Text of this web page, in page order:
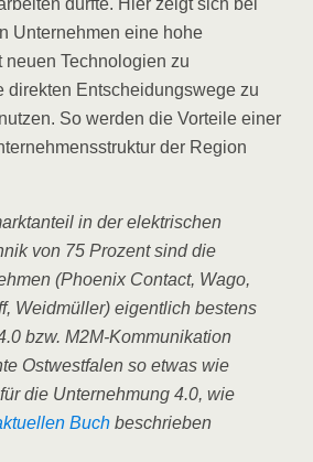
durfte. Hier zeigt sich bei
Unternehmen eine hohe
neuen Technologien zu
direkten Entscheidungswege zu
So werden die Vorteile einer
der Region
in der elektrischen
von 75 Prozent sind die
(Phoenix Contact, Wago,
Weidmüller) eigentlich bestens
bzw. M2M-Kommunikation
Ostwestfalen so etwas wie
die Unternehmung 4.0, wie
Buch beschrieben